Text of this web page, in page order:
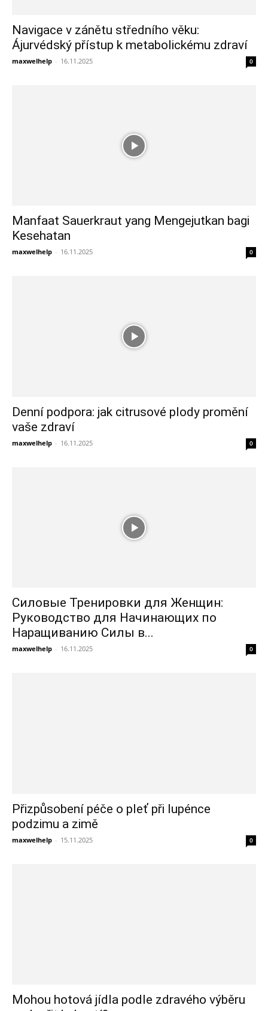
Navigace v zánětu středního věku:
Ájurvédský přístup k metabolickému zdraví
maxwelhelp - 16.11.2025 0
Manfaat Sauerkraut yang Mengejutkan bagi
Kesehatan
maxwelhelp - 16.11.2025 0
Denní podpora: jak citrusové plody promění
vaše zdraví
maxwelhelp - 16.11.2025 0
Силовые Тренировки для Женщин:
Руководство для Начинающих по
Наращиванию Силы в...
maxwelhelp - 16.11.2025 0
Přizpůsobení péče o pleť při lupénce
podzimu a zimě
maxwelhelp - 15.11.2025 0
Mohou hotová jídla podle zdravého výběru